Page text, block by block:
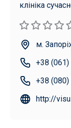
клініка
м.
+38
+38
http://